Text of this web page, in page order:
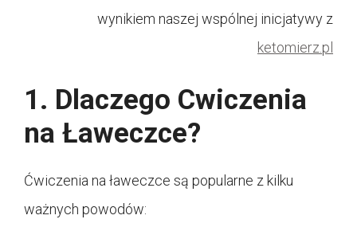
wynikiem naszej wspólnej inicjatywy z
ketomierz.pl
1. Dlaczego Cwiczenia
na Ławeczce?
Ćwiczenia na ławeczce są popularne z kilku
ważnych powodów: